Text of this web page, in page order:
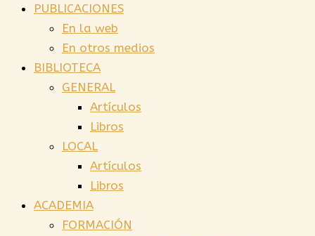
PUBLICACIONES
En la web
En otros medios
BIBLIOTECA
GENERAL
Artículos
Libros
LOCAL
Artículos
Libros
ACADEMIA
FORMACIÓN